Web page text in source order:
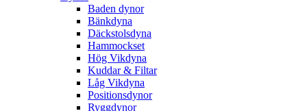
Baden dynor
Bänkdyna
Däckstolsdyna
Hammockset
Hög Vikdyna
Kuddar & Filtar
Låg Vikdyna
Positionsdynor
Ryggdynor